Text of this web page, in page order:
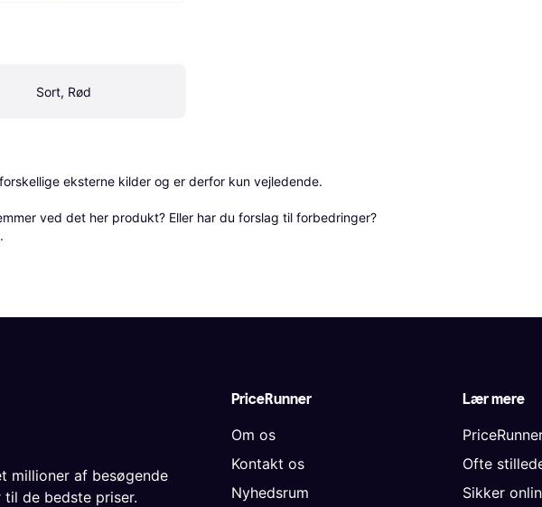
Sort, Rød
eksterne kilder og er derfor kun vejledende.
ved det her produkt? Eller har du forslag til forbedringer?
.
PriceRunner
Om os
Kontakt os
Nyhedsrum
Lær mere
Ofte
Sikker
millioner af besøgende
de bedste priser.